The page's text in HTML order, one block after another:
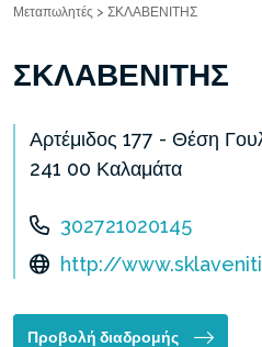
Μεταπωλητές > ΣΚΛΑΒΕΝΙΤΗΣ
ΣΚΛΑΒΕΝΙΤΗΣ
Αρτέμιδος 177 - Θέση
241 00 Καλαμάτα
302721020145
http://
Προβολή διαδρομής